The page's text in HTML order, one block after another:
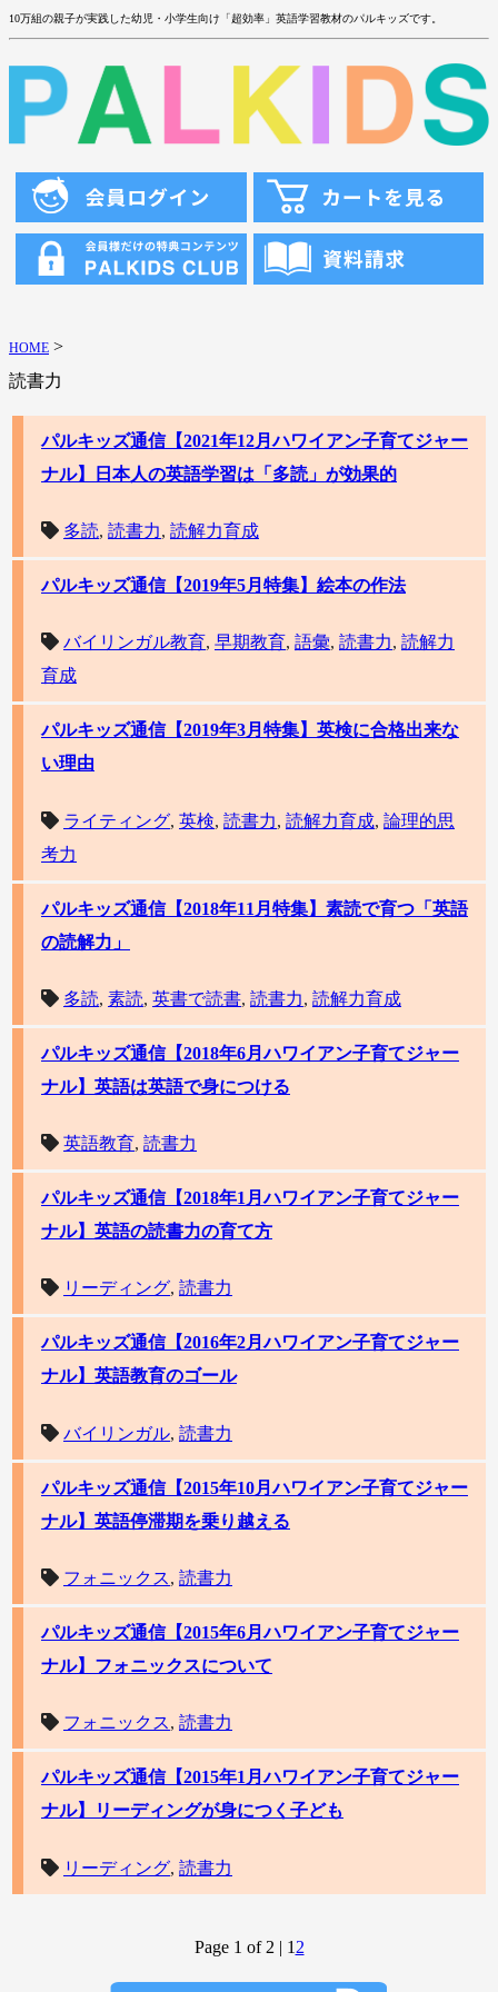
10万組の親子が実践した幼児・小学生向け「超効率」英語学習教材のパルキッズです。
HOME >
読書力
パルキッズ通信【2021年12月ハワイアン子育てジャー
ナル】日本人の英語学習は「多読」が効果的
多読, 読書力, 読解力育成
パルキッズ通信【2019年5月特集】絵本の作法
バイリンガル教育, 早期教育, 語彙, 読書力, 読解力
育成
パルキッズ通信【2019年3月特集】英検に合格出来な
い理由
ライティング, 英検, 読書力, 読解力育成, 論理的思
考力
パルキッズ通信【2018年11月特集】素読で育つ「英語
の読解力」
多読, 素読, 英書で読書, 読書力, 読解力育成
パルキッズ通信【2018年6月ハワイアン子育てジャー
ナル】英語は英語で身につける
英語教育, 読書力
パルキッズ通信【2018年1月ハワイアン子育てジャー
ナル】英語の読書力の育て方
リーディング, 読書力
パルキッズ通信【2016年2月ハワイアン子育てジャー
ナル】英語教育のゴール
バイリンガル, 読書力
パルキッズ通信【2015年10月ハワイアン子育てジャー
ナル】英語停滞期を乗り越える
フォニックス, 読書力
パルキッズ通信【2015年6月ハワイアン子育てジャー
ナル】フォニックスについて
フォニックス, 読書力
パルキッズ通信【2015年1月ハワイアン子育てジャー
ナル】リーディングが身につく子ども
リーディング, 読書力
Page 1 of 2 | 1 2